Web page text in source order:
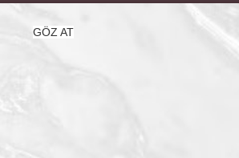
GÖZ AT